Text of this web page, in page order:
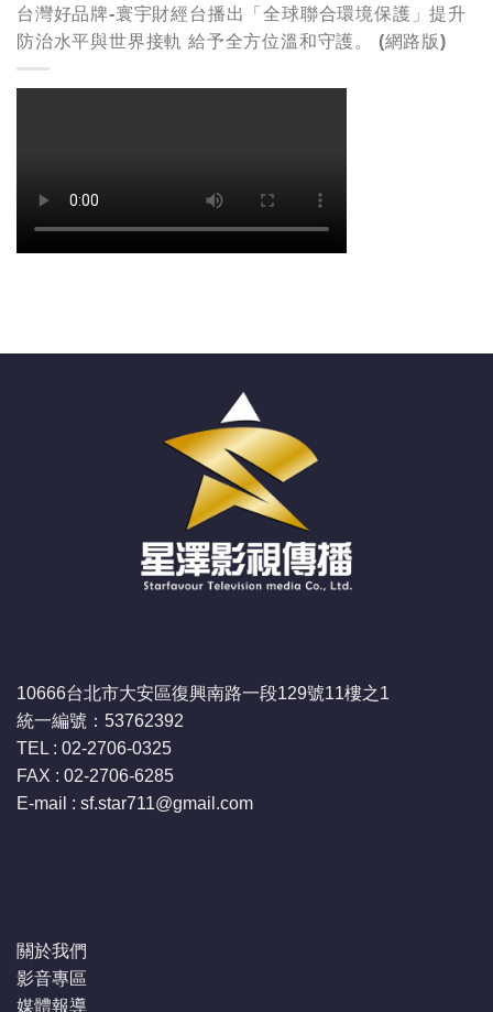
台灣好品牌-寰宇財經台播出「全球聯合環境保護」提升
防治水平與世界接軌 給予全方位溫和守護。 (網路版)
10666台北市大安區復興南路一段129號11樓之1
統一編號：53762392
TEL : 02-2706-0325
FAX : 02-2706-6285
E-mail : sf.star711@gmail.com
關於我們
影音專區
媒體報導